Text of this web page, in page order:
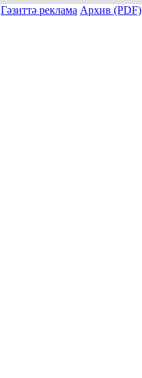
Гәзиттә реклама Архив (PDF)